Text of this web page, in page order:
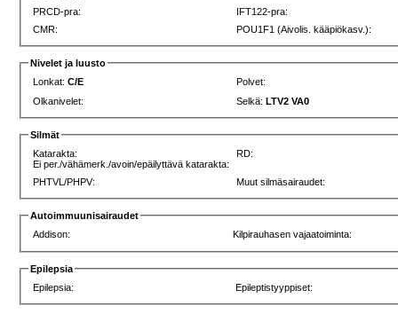
PRCD-pra:
IFT122-pra:
CMR:
POU1F1 (Aivolis. kääpiökasv.):
Nivelet ja luusto
Lonkat:C/E
Polvet:
Olkanivelet:
Selkä:LTV2 VA0
Silmät
Katarakta:
Ei per./vähämerk./avoin/epäilyttävä katarakta:
RD:
PHTVL/PHPV: Muut silmäsairaudet:
Autoimmuunisairaudet
Addison:
Kilpirauhasen vajaatoiminta:
Epilepsia
Epilepsia:
Epileptistyyppiset: